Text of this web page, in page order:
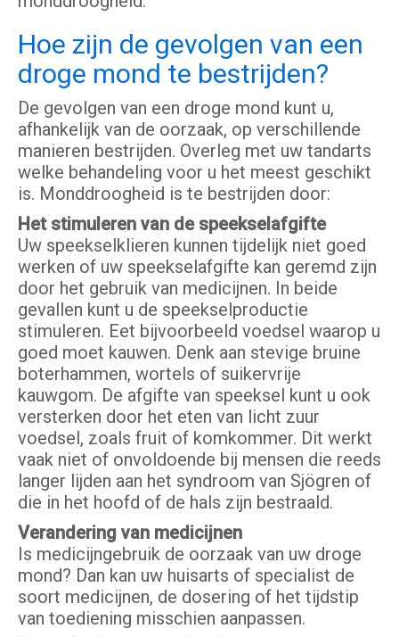
Hoe zijn de gevolgen van een
droge mond te bestrijden?
De gevolgen van een droge mond kunt u,
afhankelijk van de oorzaak, op verschillende
manieren bestrijden. Overleg met uw tandarts
welke behandeling voor u het meest geschikt
is. Monddroogheid is te bestrijden door:
Het stimuleren van de speekselafgifte
Uw speekselklieren kunnen tijdelijk niet goed
werken of uw speekselafgifte kan geremd zijn
door het gebruik van medicijnen. In beide
gevallen kunt u de speekselproductie
stimuleren. Eet bijvoorbeeld voedsel waarop u
goed moet kauwen. Denk aan stevige bruine
boterhammen, wortels of suikervrije
kauwgom. De afgifte van speeksel kunt u ook
versterken door het eten van licht zuur
voedsel, zoals fruit of komkommer. Dit werkt
vaak niet of onvoldoende bij mensen die reeds
langer lijden aan het syndroom van Sjögren of
die in het hoofd of de hals zijn bestraald.
Verandering van medicijnen
Is medicijngebruik de oorzaak van uw droge
mond? Dan kan uw huisarts of specialist de
soort medicijnen, de dosering of het tijdstip
van toediening misschien aanpassen.